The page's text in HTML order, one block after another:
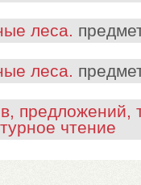
леса.
леса.
предложений,
чтение